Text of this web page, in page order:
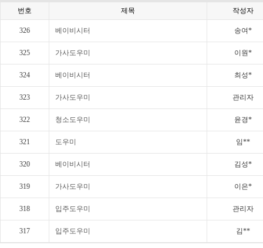
번호 제목 작성자
326 베이비시터 송여*
325 가사도우미 이원*
324 베이비시터 최성*
323 가사도우미 관리자
322 청소도우미 윤경*
321 도우미 임**
320 베이비시터 김성*
319 가사도우미 이은*
318 입주도우미 관리자
317 입주도우미 김**